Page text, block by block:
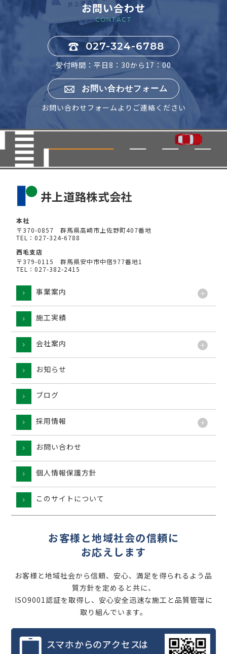
お問い合わせ
CONTACT
027-324-6788
受付時間：平日8：30から17：00
お問い合わせフォーム
お問い合わせフォームよりご連絡ください
本社
〒370-0857 群馬県高崎市上佐野町407番地
TEL：027-324-6788
西毛支店
〒379-0115 群馬県安中市中宿977番地1
TEL：027-382-2415
事業案内
施工実績
会社案内
お知らせ
ブログ
採用情報
お問い合わせ
個人情報保護方針
このサイトについて
お客様と地域社会の信頼に
お応えします
お客様と地域社会から信頼、安心、満足を得られるよう品
質方針を定めると共に、
ISO9001認証を取得し、安心安全迅速な施工と品質管理に
取り組んでいます。